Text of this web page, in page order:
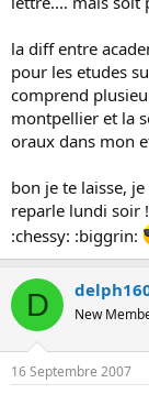
la diff entre
pour les etudes
comprend
montpellier et la
oraux dans mon
bon je te laisse,
reparle lundi soir
:chessy: :biggrin:
D New
16 Septembre 2007